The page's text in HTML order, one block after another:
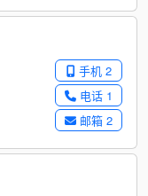
手机 2
电话 1
邮箱 2